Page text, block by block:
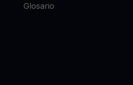
Glosario